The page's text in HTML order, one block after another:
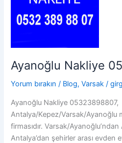
Ayanoğlu Nakliye
Yorum bırakın / Blog,Varsak /
Ayanoğlu Nakliye 05323898807,
Antalya/Kepez/Varsak/Ayanoğlu
firmasıdır. Varsak/
Antalya’dan şehirler arası evden